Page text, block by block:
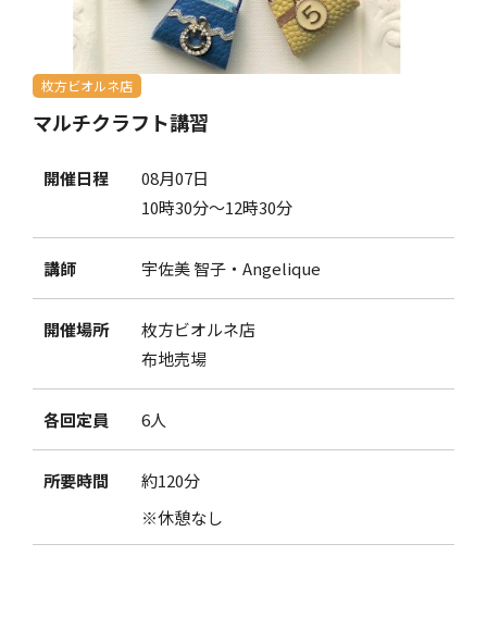
枚方ビオルネ店
マルチクラフト講習
開催日程
08月07日
10時30分～12時30分
講師 宇佐美 智子・Angelique
開催場所
枚方ビオルネ店
布地売場
各回定員 6人
所要時間
約120分
※休憩なし